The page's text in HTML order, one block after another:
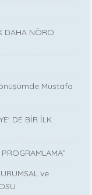
DAHA NÖRO
Mustafa
DE BİR İLK
ve